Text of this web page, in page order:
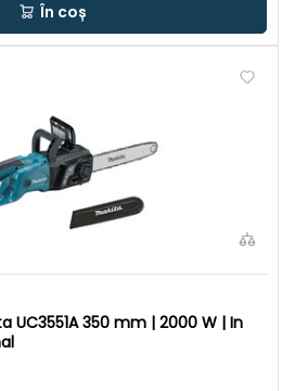
În coș
UC3551A 350 mm | 2000 W | In